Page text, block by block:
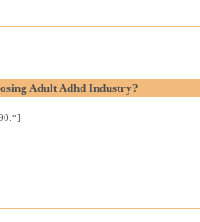
Adult Adhd Industry?